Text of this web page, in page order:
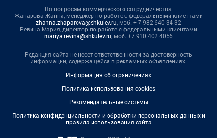
По вопросам коммерческого сотрудничества:
Жапарова Жанна, менеджер по работе с федеральными клиентами
zhanna.zhaparova@shkulev.ru, моб. + 7 982 640 34 32
Ревина Мария, директор по работе с федеральными клиентами
mariya.revina@shkulev.ru, моб. +7 910 402 4056
Редакция сайта не несет ответственности за достоверность
информации, содержащейся в рекламных объявлениях.
Информация об ограничениях
Политика использования cookies
Рекомендательные системы
Политика конфиденциальности и обработки персональных данных и
правила использования сайта